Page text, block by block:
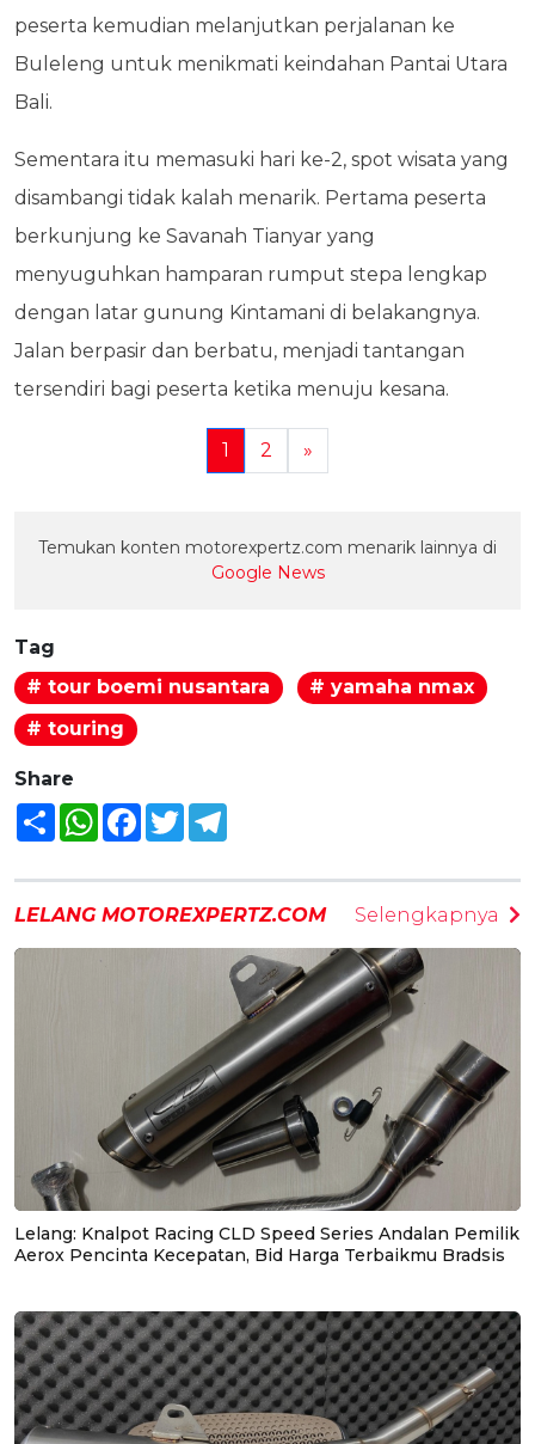
peserta kemudian melanjutkan perjalanan ke
Buleleng untuk menikmati keindahan Pantai Utara
Bali.
Sementara itu memasuki hari ke-2, spot wisata yang
disambangi tidak kalah menarik. Pertama peserta
berkunjung ke Savanah Tianyar yang
menyuguhkan hamparan rumput stepa lengkap
dengan latar gunung Kintamani di belakangnya.
Jalan berpasir dan berbatu, menjadi tantangan
tersendiri bagi peserta ketika menuju kesana.
1 2 »
Temukan konten motorexpertz.com menarik lainnya di
Google News
Tag
# tour boemi nusantara
# yamaha nmax
# touring
Share
Share WhatsAppFacebook
Twitter
LELANG MOTOREXPERTZ.COM Selengkapnya
Lelang: Knalpot Racing CLD Speed Series Andalan Pemilik
Aerox Pencinta Kecepatan, Bid Harga Terbaikmu Bradsis